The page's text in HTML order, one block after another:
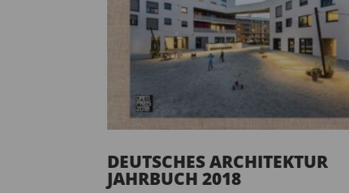
DEUTSCHES ARCHITEKTUR
JAHRBUCH 2018